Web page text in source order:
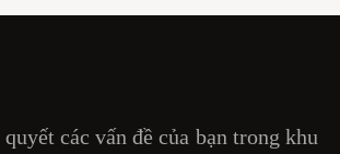
các vấn đề của bạn trong khu